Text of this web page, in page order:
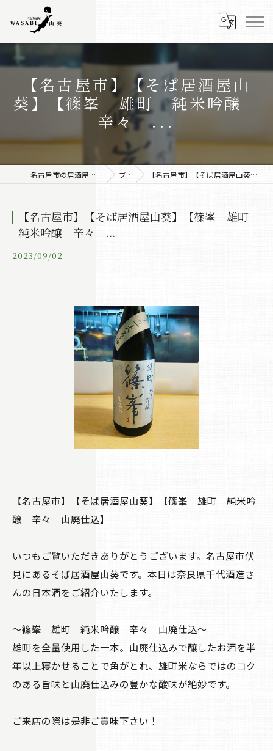
【名古屋市】【そば居酒屋山
葵】【篠峯 雄町 純米吟醸
辛々 ...
名古屋市の居酒屋なら株式会社みちしるべ ブログ 【名古屋市】【そば居酒屋山葵】【篠峯 雄町 純米吟醸 辛々 ...
【名古屋市】【そば居酒屋山葵】【篠峯 雄町
純米吟醸 辛々 ...
2023/09/02
【名古屋市】【そば居酒屋山葵】【篠峯 雄町 純米吟
醸 辛々 山廃仕込】
いつもご覧いただきありがとうございます。名古屋市伏
見にあるそば居酒屋山葵です。本日は奈良県千代酒造さ
んの日本酒をご紹介いたします。
〜篠峯 雄町 純米吟醸 辛々 山廃仕込〜
雄町を全量使用した一本。山廃仕込みで醸したお酒を半
年以上寝かせることで角がとれ、雄町米ならではのコク
のある旨味と山廃仕込みの豊かな酸味が絶妙です。
ご来店の際は是非ご賞味下さい！